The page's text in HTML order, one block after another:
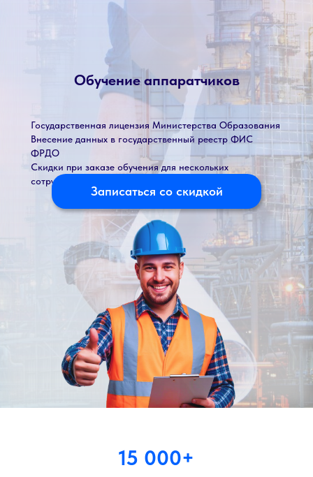
Обучение аппаратчиков
Государственная лицензия Министерства Образования
Внесение данных в государственный реестр ФИС
ФРДО
Скидки при заказе обучения для нескольких
сотрудников
Записаться со скидкой
15 000+